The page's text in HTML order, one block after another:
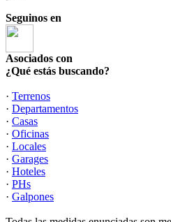
Seguinos en
Asociados con
¿Qué estás buscando?
· Terrenos
· Departamentos
· Casas
· Oficinas
· Locales
· Garages
· Hoteles
· PHs
· Galpones